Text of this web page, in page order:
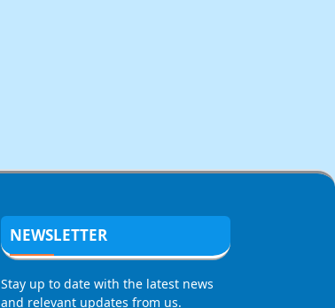
NEWSLETTER
Stay up to date with the latest news
and relevant updates from us.